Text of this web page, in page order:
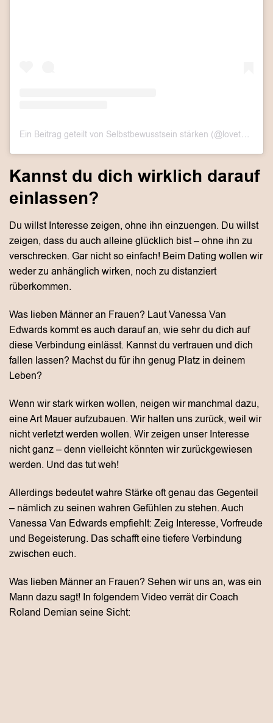
Ein Beitrag geteilt von Selbstbewusstsein stärken (@lovethislook.de)
Kannst du dich wirklich darauf
einlassen?
Du willst Interesse zeigen, ohne ihn einzuengen. Du willst
zeigen, dass du auch alleine glücklich bist – ohne ihn zu
verschrecken. Gar nicht so einfach! Beim Dating wollen wir
weder zu anhänglich wirken, noch zu distanziert
rüberkommen.
Was lieben Männer an Frauen? Laut Vanessa Van
Edwards kommt es auch darauf an, wie sehr du dich auf
diese Verbindung einlässt. Kannst du vertrauen und dich
fallen lassen? Machst du für ihn genug Platz in deinem
Leben?
Wenn wir stark wirken wollen, neigen wir manchmal dazu,
eine Art Mauer aufzubauen. Wir halten uns zurück, weil wir
nicht verletzt werden wollen. Wir zeigen unser Interesse
nicht ganz – denn vielleicht könnten wir zurückgewiesen
werden. Und das tut weh!
Allerdings bedeutet wahre Stärke oft genau das Gegenteil
– nämlich zu seinen wahren Gefühlen zu stehen. Auch
Vanessa Van Edwards empfiehlt: Zeig Interesse, Vorfreude
und Begeisterung. Das schafft eine tiefere Verbindung
zwischen euch.
Was lieben Männer an Frauen? Sehen wir uns an, was ein
Mann dazu sagt! In folgendem Video verrät dir Coach
Roland Demian seine Sicht: